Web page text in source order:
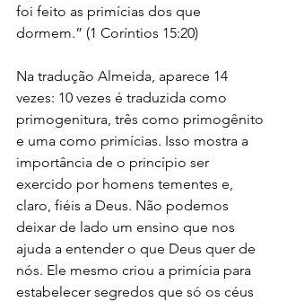
foi feito as primícias dos que
dormem.” (1 Coríntios 15:20)
Na tradução Almeida, aparece 14
vezes: 10 vezes é traduzida como
primogenitura, três como primogênito
e uma como primícias. Isso mostra a
importância de o princípio ser
exercido por homens tementes e,
claro, fiéis a Deus. Não podemos
deixar de lado um ensino que nos
ajuda a entender o que Deus quer de
nós. Ele mesmo criou a primícia para
estabelecer segredos que só os céus